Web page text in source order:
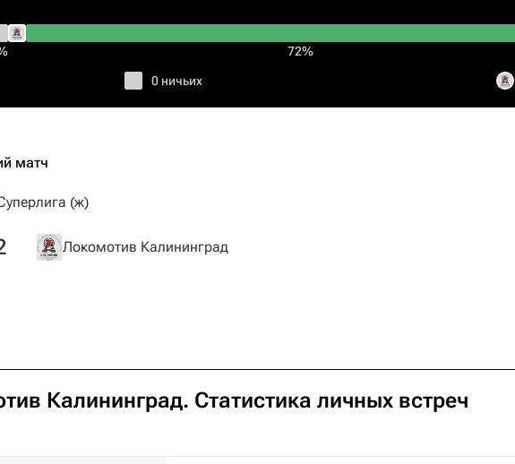
72%
0 ничьих
матч
(ж)
Локомотив Калининград
Калининград. Статистика личных встреч